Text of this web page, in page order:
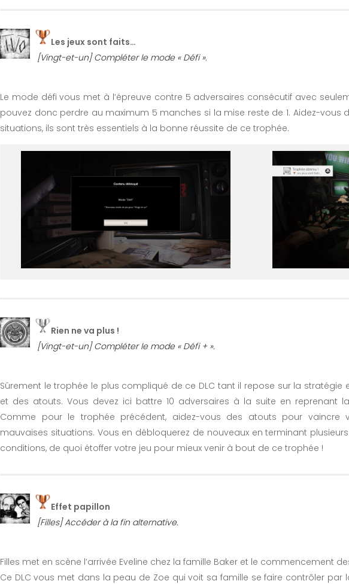
Les jeux sont faits…
[Vingt-et-un] Compléter le mode « Défi ».
Le mode défi vous met à l’épreuve contre 5 adversaires consécutif avec
pouvez donc perdre au maximum 5 manches si la mise reste de 1. Aidez-vous
situations, ils sont très essentiels à la bonne réussite de ce trophée.
Rien ne va plus !
[Vingt-et-un] Compléter le mode « Défi + ».
Sûrement le trophée le plus compliqué de ce DLC tant il repose sur la
et des atouts. Vous devez ici battre 10 adversaires à la suite en reprenant
Comme pour le trophée précédent, aidez-vous des atouts pour vaincre
mauvaises situations. Vous en débloquerez de nouveaux en terminant
conditions, de quoi étoffer votre jeu pour mieux venir à bout de ce trophée !
Effet papillon
[Filles] Accéder à la fin alternative.
Filles met en scène l’arrivée Eveline chez la famille Baker et le commencement
Ce DLC vous met dans la peau de Zoe qui voit sa famille se faire contrôler par